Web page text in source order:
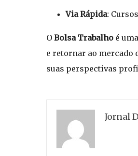
Via Rápida:
O Bolsa Trabalho é
e retornar ao mercado
suas perspectivas
Jornal